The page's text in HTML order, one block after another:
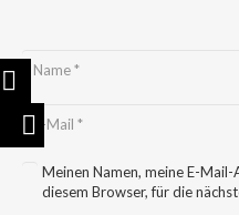
Meinen Namen, meine E-
diesem Browser, für die